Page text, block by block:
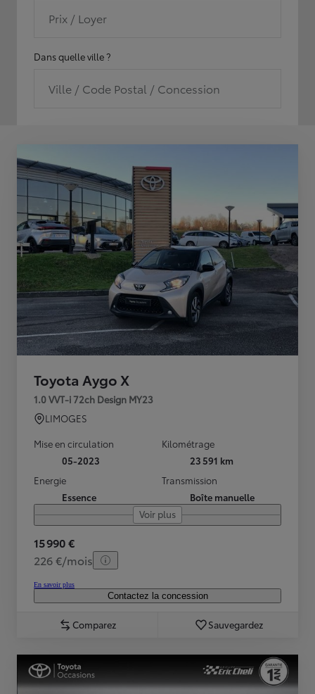
Prix / Loyer
Dans quelle ville ?
Ville / Code Postal / Concession
Toyota Aygo X
1.0 VVT-i 72ch Design MY23
LIMOGES
Mise en circulation
05-2023
Kilométrage
23 591 km
Energie
Essence
Transmission
Boîte manuelle
Voir plus
15 990 €
226 €/mois
En savoir plus
Contactez la concession
Comparez Sauvegardez